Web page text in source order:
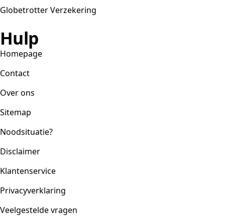
Globetrotter Verzekering
Hulp
Homepage
Contact
Over ons
Sitemap
Noodsituatie?
Disclaimer
Klantenservice
Privacyverklaring
Veelgestelde vragen